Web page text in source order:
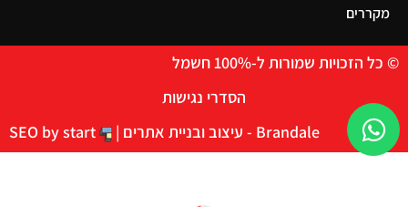
מקררים
© כל הזכויות שמורות ל-100% חשמל
הסדרי נגישות
Brandale - עיצוב ובניית אתרים |